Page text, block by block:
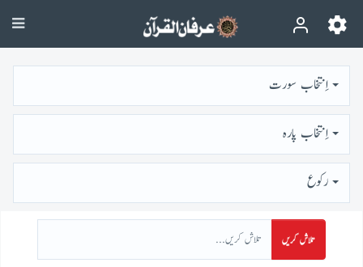
اِنتخاب سورت
اِنتخاب پارہ
رُكوع
تلاش کریں